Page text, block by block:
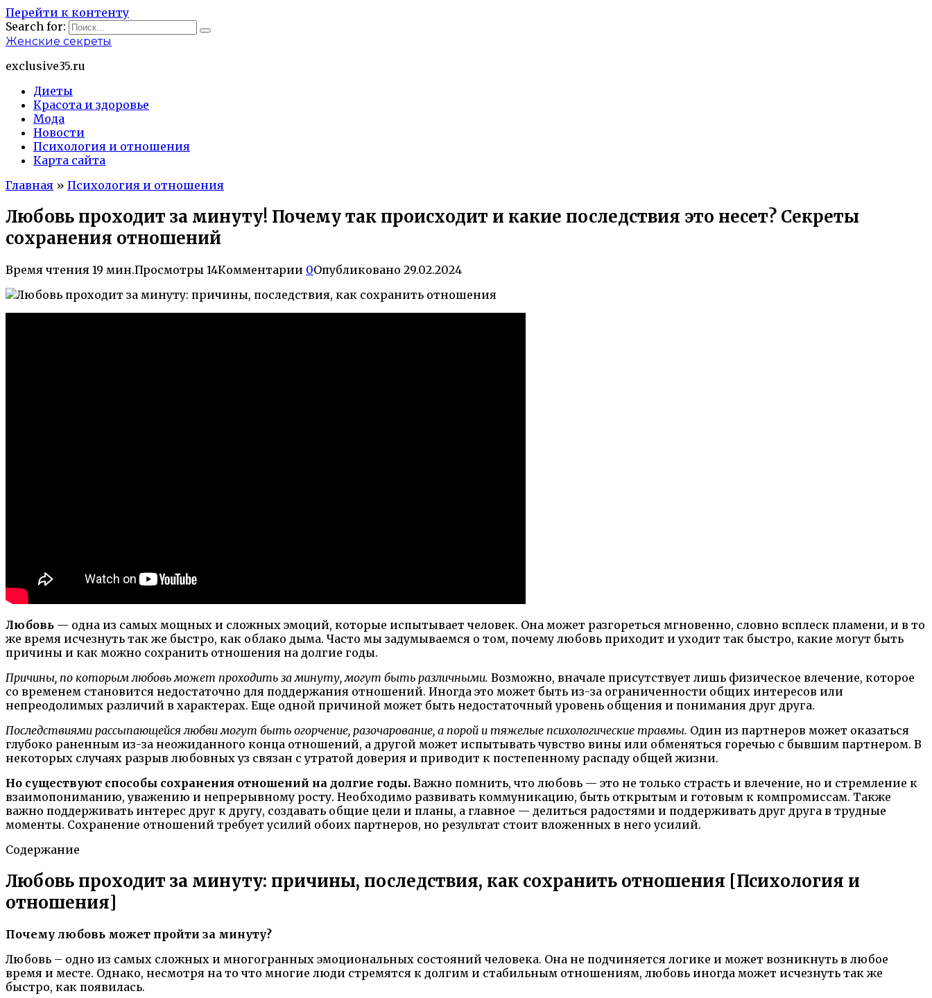
Перейти к контенту
Search for:
Женские секреты
exclusive35.ru
Диеты
Красота и здоровье
Мода
Новости
Психология и отношения
Карта сайта
Главная » Психология и отношения
Любовь проходит за минуту! Почему так происходит и какие последствия это несет? Секреты
сохранения отношений
Время чтения 19 мин.Просмотры 14Комментарии 0Опубликовано 29.02.2024
Любовь — одна из самых мощных и сложных эмоций, которые испытывает человек. Она может разгореться мгновенно, словно всплеск пламени, и в то
же время исчезнуть так же быстро, как облако дыма. Часто мы задумываемся о том, почему любовь приходит и уходит так быстро, какие могут быть
причины и как можно сохранить отношения на долгие годы.
Причины, по которым любовь может проходить за минуту, могут быть различными. Возможно, вначале присутствует лишь физическое влечение, которое
со временем становится недостаточно для поддержания отношений. Иногда это может быть из-за ограниченности общих интересов или
непреодолимых различий в характерах. Еще одной причиной может быть недостаточный уровень общения и понимания друг друга.
Последствиями рассыпающейся любви могут быть огорчение, разочарование, а порой и тяжелые психологические травмы. Один из партнеров может оказаться
глубоко раненным из-за неожиданного конца отношений, а другой может испытывать чувство вины или обменяться горечью с бывшим партнером. В
некоторых случаях разрыв любовных уз связан с утратой доверия и приводит к постепенному распаду общей жизни.
Но существуют способы сохранения отношений на долгие годы. Важно помнить, что любовь — это не только страсть и влечение, но и стремление к
взаимопониманию, уважению и непрерывному росту. Необходимо развивать коммуникацию, быть открытым и готовым к компромиссам. Также
важно поддерживать интерес друг к другу, создавать общие цели и планы, а главное — делиться радостями и поддерживать друг друга в трудные
моменты. Сохранение отношений требует усилий обоих партнеров, но результат стоит вложенных в него усилий.
Содержание
Любовь проходит за минуту: причины, последствия, как сохранить отношения [Психология и
отношения]
Почему любовь может пройти за минуту?
Любовь – одно из самых сложных и многогранных эмоциональных состояний человека. Она не подчиняется логике и может возникнуть в любое
время и месте. Однако, несмотря на то что многие люди стремятся к долгим и стабильным отношениям, любовь иногда может исчезнуть так же
быстро, как появилась.